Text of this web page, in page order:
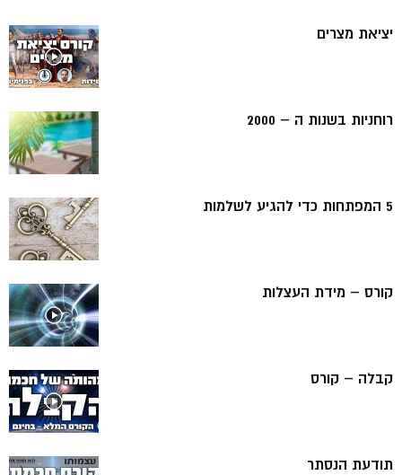
יציאת מצרים
רוחניות בשנות ה – 2000
5 המפתחות כדי להגיע לשלמות
קורס – מידת העצלות
קבלה – קורס
תודעת הנסתר